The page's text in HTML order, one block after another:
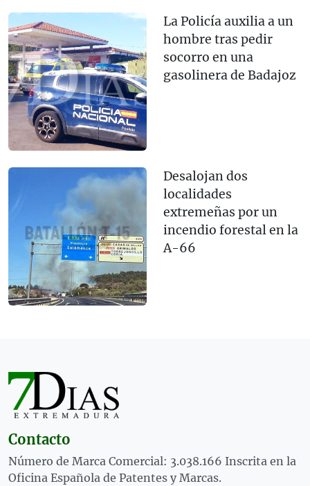
La Policía auxilia a un
hombre tras pedir
socorro en una
gasolinera de Badajoz
Desalojan dos
localidades
extremeñas por un
incendio forestal en la
A-66
Contacto
Número de Marca Comercial: 3.038.166 Inscrita en la
Oficina Española de Patentes y Marcas.